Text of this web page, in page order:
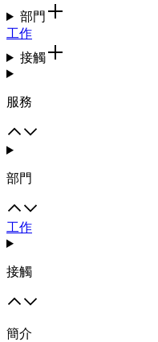
部門
工作
接觸
服務
部門
工作
接觸
簡介